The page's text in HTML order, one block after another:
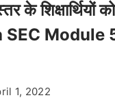
के शिक्षार्थियों
SEC Module
1, 2022